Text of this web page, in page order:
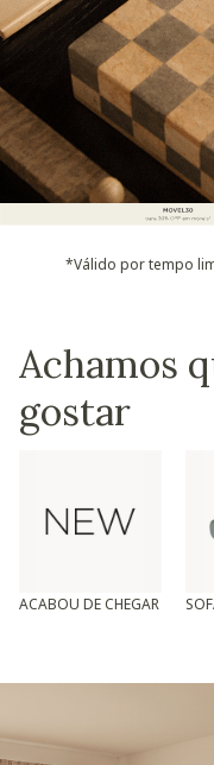
*Válido por tempo
Achamos
gostar
ACABOU DE CHEGAR